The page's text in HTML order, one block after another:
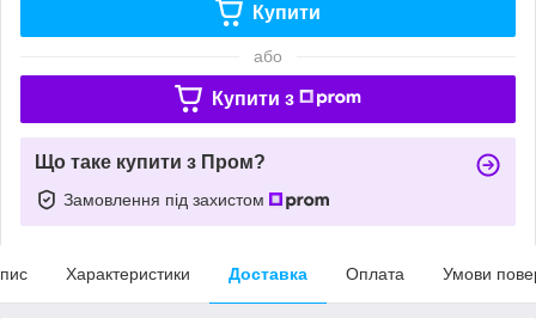
Купити
або
Купити з
Що таке купити з Пром?
Замовлення під захистом
Характеристики Доставка Оплата Умови